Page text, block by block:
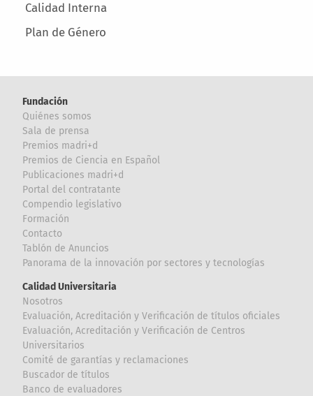
Calidad Interna
Plan de Género
Fundación
Quiénes somos
Sala de prensa
Premios madri+d
Premios de Ciencia en Español
Publicaciones madri+d
Portal del contratante
Compendio legislativo
Formación
Contacto
Tablón de Anuncios
Panorama de la innovación por sectores y tecnologías
Calidad Universitaria
Nosotros
Evaluación, Acreditación y Verificación de títulos oficiales
Evaluación, Acreditación y Verificación de Centros
Universitarios
Comité de garantías y reclamaciones
Buscador de títulos
Banco de evaluadores